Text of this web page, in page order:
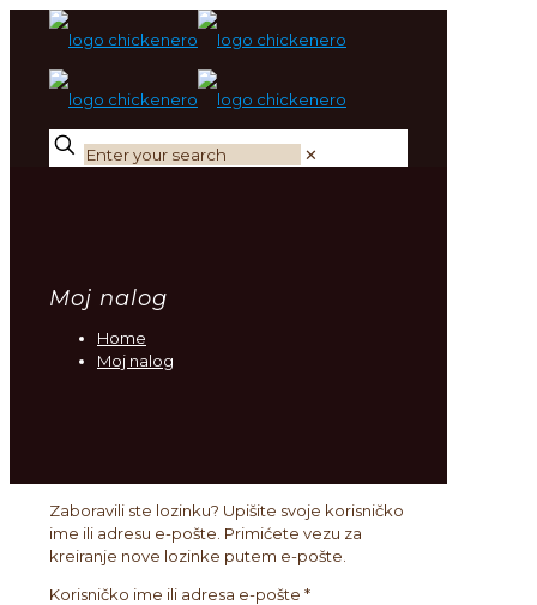
✕
Moj nalog
Home
Moj nalog
Zaboravili ste lozinku? Upišite svoje korisničko
ime ili adresu e-pošte. Primićete vezu za
kreiranje nove lozinke putem e-pošte.
Korisničko ime ili adresa e-pošte *Obavezno